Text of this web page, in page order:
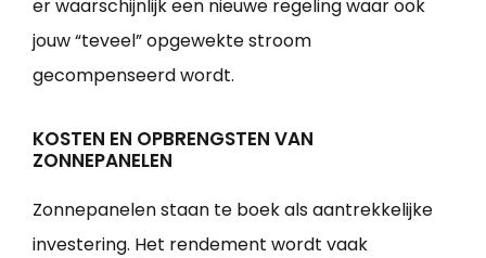
er waarschijnlijk een nieuwe regeling waar ook
jouw “teveel” opgewekte stroom
gecompenseerd wordt.
KOSTEN EN OPBRENGSTEN VAN
ZONNEPANELEN
Zonnepanelen staan te boek als aantrekkelijke
investering. Het rendement wordt vaak